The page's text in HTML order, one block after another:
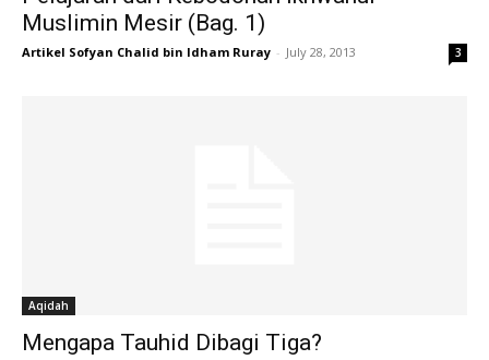
Muslimin Mesir (Bag. 1)
Artikel Sofyan Chalid bin Idham Ruray - July 28, 2013 3
Aqidah
Mengapa Tauhid Dibagi Tiga?